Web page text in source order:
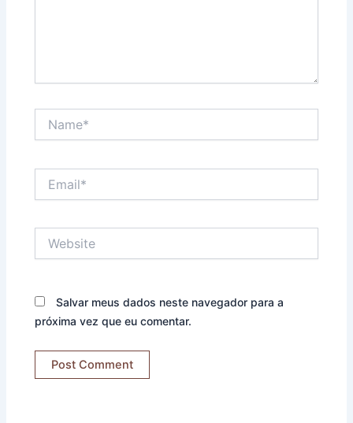
Salvar meus dados neste navegador para a
próxima vez que eu comentar.